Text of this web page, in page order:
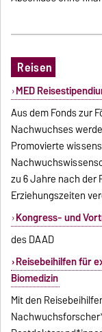
Reisen
MED
Aus dem Fonds zur
Nachwuchses
Promovierte
zu 6 Jahre nach
Erziehungszeiten
Kongress- und
des DAAD
Reisebeihilfen für
Biomedizin
Mit den